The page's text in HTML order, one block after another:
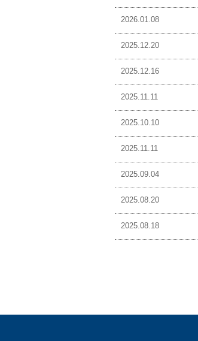
2026.01.08
2025.12.20
2025.12.16
2025.11.11
2025.10.10
2025.11.11
2025.09.04
2025.08.20
2025.08.18